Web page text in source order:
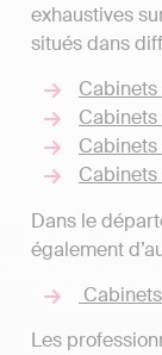
exhaustives
situés dans
Dans le
également
Les